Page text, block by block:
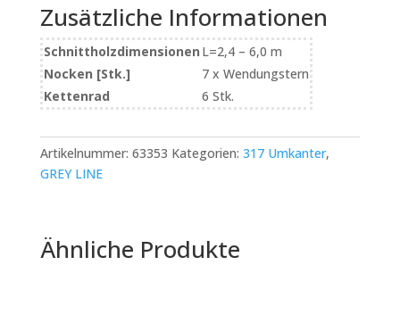
Zusätzliche Informationen
Schnittholzdimensionen L=2,4 – 6,0 m
Nocken [Stk.]
7 x Wendungstern
Kettenrad
6 Stk.
Artikelnummer: 63353 Kategorien: 317 Umkanter,
GREY LINE
Ähnliche Produkte